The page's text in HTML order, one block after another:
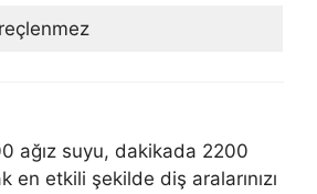
ağız suyu, dakikada 2200
en etkili şekilde diş aralarınızı